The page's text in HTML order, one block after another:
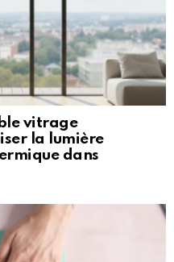
vitrage
la lumière
dans